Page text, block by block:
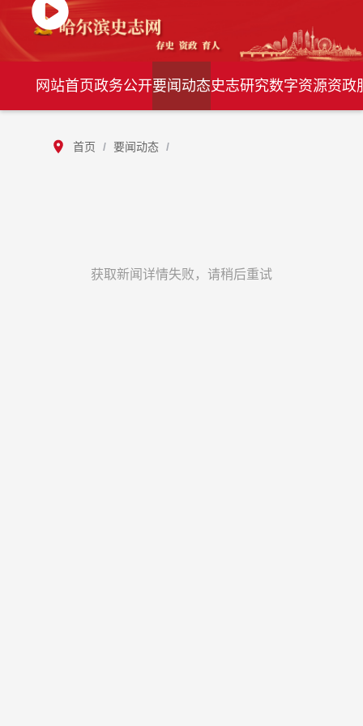
网站首页政务公开要闻动态史志研究数字资源资政
首页 / 要闻动态 /
获取新闻详情失败，请稍后重试